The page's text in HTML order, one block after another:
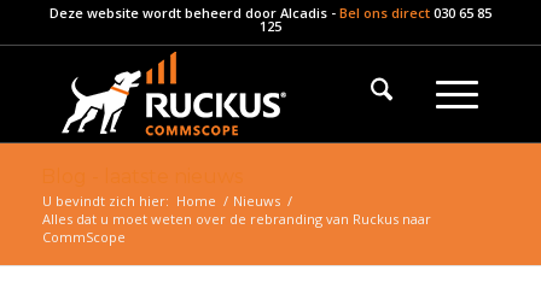
Deze website wordt beheerd door Alcadis- Bel ons direct 030 65 85
125
U bevindt zich hier: Home / Nieuws /
Alles dat u moet weten over de rebranding van Ruckus naar
CommScope